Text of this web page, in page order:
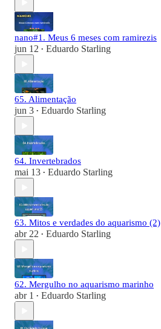
nano#1. Meus 6 meses com ramirezis
jun 12 • Eduardo Starling
65. Alimentação
jun 3 • Eduardo Starling
64. Invertebrados
mai 13 • Eduardo Starling
63. Mitos e verdades do aquarismo (2)
abr 22 • Eduardo Starling
62. Mergulho no aquarismo marinho
abr 1 • Eduardo Starling